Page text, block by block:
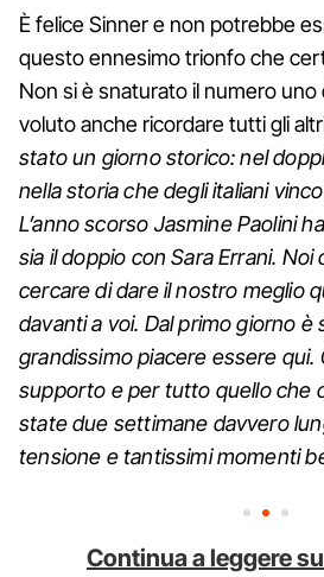
È felice Sinner e non potrebbe
questo ennesimo trionfo che
Non si è snaturato il numero
voluto anche ricordare tutti gli
stato un giorno storico: nel
nella storia che degli italiani
L’anno scorso Jasmine Paolini
sia il doppio con Sara Errani. Noi
cercare di dare il nostro meglio
davanti a voi. Dal primo giorno è
grandissimo piacere essere qui.
supporto e per tutto quello che
state due settimane davvero
tensione e tantissimi momenti
Continua a leggere